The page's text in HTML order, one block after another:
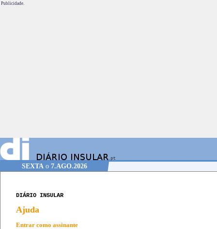
Publicidade.
SEXTA o 7.AGO.2026
DIÁRIO INSULAR
Ajuda
Entrar como assinante